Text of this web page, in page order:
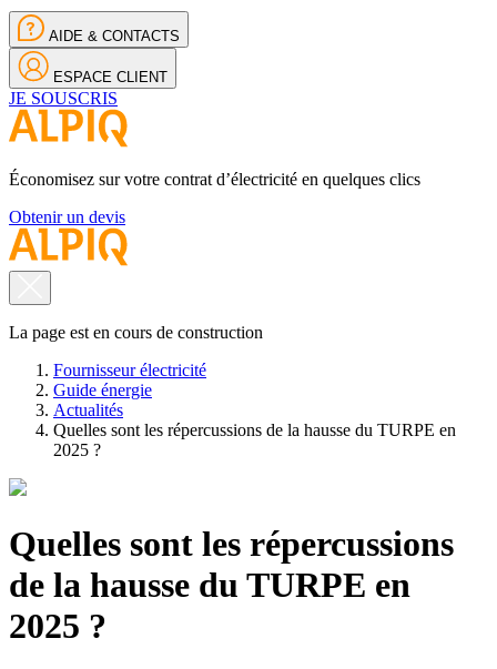
AIDE & CONTACTS
ESPACE CLIENT
JE SOUSCRIS
Économisez sur votre contrat d’électricité en quelques clics
Obtenir un devis
La page est en cours de construction
Fournisseur électricité
Guide énergie
Actualités
Quelles sont les répercussions de la hausse du TURPE en
2025 ?
Quelles sont les répercussions
de la hausse du TURPE en
2025 ?